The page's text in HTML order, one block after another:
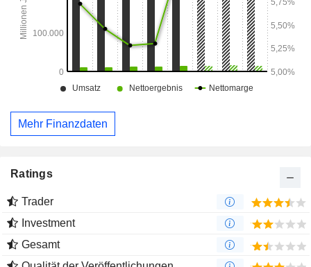
Mehr Finanzdaten
Ratings
Trader
Investment
Gesamt